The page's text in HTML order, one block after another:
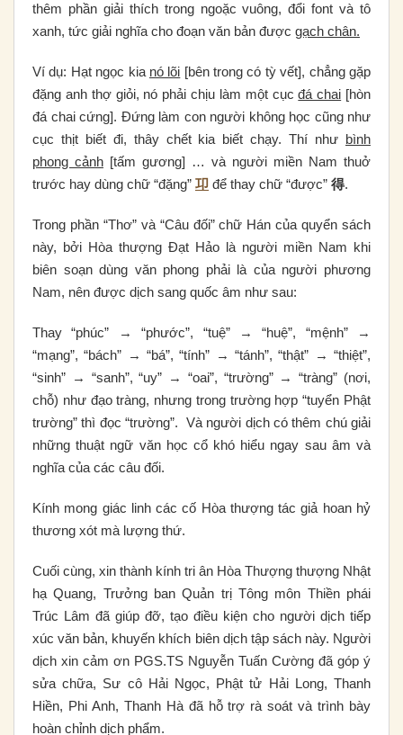
thêm phần giải thích trong ngoặc vuông, đổi font và tô
xanh, tức giải nghĩa cho đoạn văn bản được gạch chân.
Ví dụ: Hạt ngọc kia nó lõi [bên trong có tỳ vết], chẳng gặp
đặng anh thợ giỏi, nó phải chịu làm một cụcđá chai [hòn
đá chai cứng]. Đứng làm con người không học cũng như
cục thịt biết đi, thây chết kia biết chạy. Thí như bình
phong cảnh [tấm gương] … và người miền Nam thuở
trước hay dùng chữ “đặng” 卭 để thay chữ “được” 得.
Trong phần “Thơ” và “Câu đối” chữ Hán của quyển sách
này, bởi Hòa thượng Đạt Hảo là người miền Nam khi
biên soạn dùng văn phong phải là của người phương
Nam, nên được dịch sang quốc âm như sau:
Thay “phúc” → “phước”, “tuệ” → “huệ”, “mệnh” →
“mạng”, “bách” → “bá”, “tính” → “tánh”, “thật” → “thiệt”,
“sinh” → “sanh”, “uy” → “oai”, “trường” → “tràng” (nơi,
chỗ) như đạo tràng, nhưng trong trường hợp “tuyển Phật
trường” thì đọc “trường”. Và người dịch có thêm chú giải
những thuật ngữ văn học cổ khó hiểu ngay sau âm và
nghĩa của các câu đối.
Kính mong giác linh các cố Hòa thượng tác giả hoan hỷ
thương xót mà lượng thứ.
Cuối cùng, xin thành kính tri ân Hòa Thượng thượng Nhật
hạ Quang, Trưởng ban Quản trị Tông môn Thiền phái
Trúc Lâm đã giúp đỡ, tạo điều kiện cho người dịch tiếp
xúc văn bản, khuyến khích biên dịch tập sách này. Người
dịch xin cảm ơn PGS.TS Nguyễn Tuấn Cường đã góp ý
sửa chữa, Sư cô Hải Ngọc, Phật tử Hải Long, Thanh
Hiền, Phi Anh, Thanh Hà đã hỗ trợ rà soát và trình bày
hoàn chỉnh dịch phẩm.